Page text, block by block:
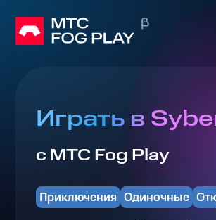
Играть в
с МТС Fog Play
Приключения Одиночные